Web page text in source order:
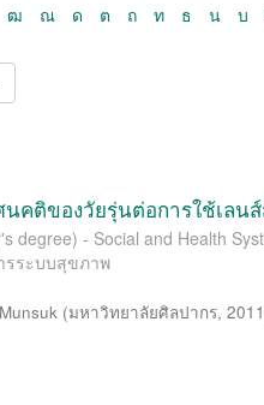
ฒ ณ ด ต ถ ท ธ น บ
คติของวัยรุ่นต่อการใช้เลน
degree) - Social and Health
รระบบสุขภาพ
(มหาวิทยาลัยศิลปากร,